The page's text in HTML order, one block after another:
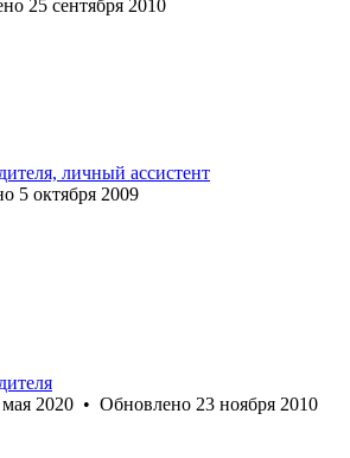
25 сентября 2010
личный ассистент
5 октября 2009
2020 • Обновлено 23 ноября 2010